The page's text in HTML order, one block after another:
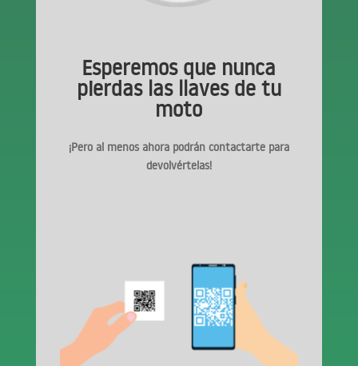
Esperemos que nunca
pierdas las llaves de tu
moto
¡Pero al menos ahora podrán contactarte para
devolvértelas!